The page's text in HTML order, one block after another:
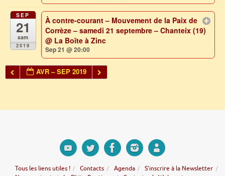
SEP
21
sam
2019
À contre-courant – Mouvement de la Paix de
Corrèze – samedi 21 septembre – Chanteix (19)
@ La Boîte à Zinc
Sep 21 @ 20:00
AVR – SEP 2019
Tous les liens utiles ! Contacts Agenda
S’inscrire à la Newsletter